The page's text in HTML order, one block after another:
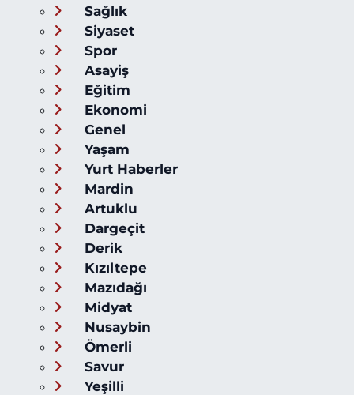
Sağlık
Siyaset
Spor
Asayiş
Eğitim
Ekonomi
Genel
Yaşam
Yurt Haberler
Mardin
Artuklu
Dargeçit
Derik
Kızıltepe
Mazıdağı
Midyat
Nusaybin
Ömerli
Savur
Yeşilli